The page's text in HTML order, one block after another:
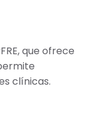
que ofrece
clínicas.